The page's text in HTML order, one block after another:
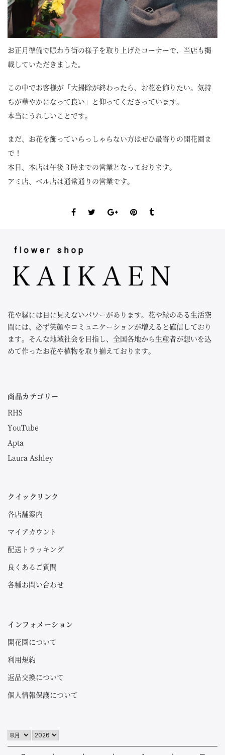
お正月準備で賑わう街の様子を取り上げたコーナーで、当店も掲
載していただきました。
この中でお客様が「大掃除が終わったら、お花を飾りたい。気持
ちが華やかになって良い」と仰ってくださっています。
本当にうれしいことです。
まだ、お花を飾っていらっしゃらない方はぜひ最寄りの開花園ま
で！
本日、本店は午後３時までの営業となっております。
アミ店、ベル店は通常通りの営業です。
花や緑には目に見えないパワーがあります。花や緑のある生活空
間には、必ず笑顔やコミュニケーションが増えると確信しており
ます。そんな地域社会を目指し、全国各地から生産者が想いを込
めて作ったお花や植物を取り揃えております。
商品カテゴリー
RHS
YouTube
Apta
Laura Ashley
クイックリンク
各店舗案内
マイアカウント
配送トラッキング
良くあるご質問
各種お問い合わせ
インフォメーション
開花園について
利用規約
返品交換について
個人情報保護について